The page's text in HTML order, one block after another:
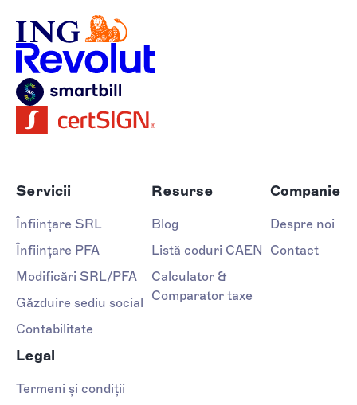
Servicii
Înființare SRL
Înființare PFA
Modificări SRL/PFA
Găzduire sediu social
Contabilitate
Resurse
Blog
Listă coduri CAEN
Calculator &
Comparator taxe
Companie
Despre noi
Contact
Legal
Termeni și condiții